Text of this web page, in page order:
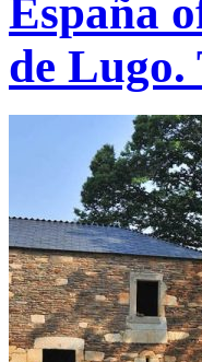
España
de Lugo.